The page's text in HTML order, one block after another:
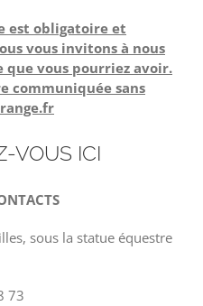
est obligatoire et
vous invitons à nous
vous pourriez avoir.
communiquée sans
VOUS ICI
sous la statue équestre
73